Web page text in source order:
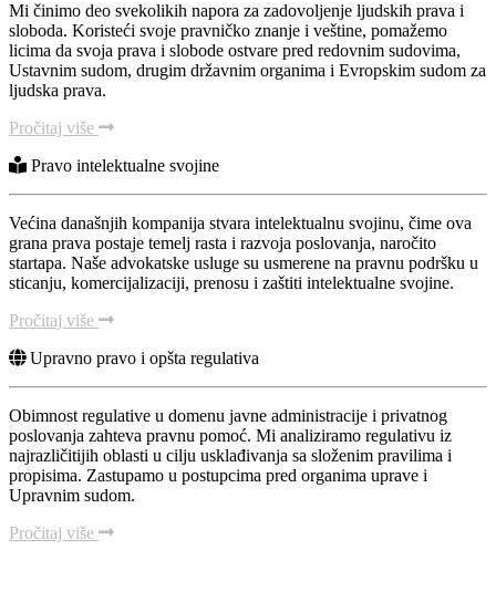
Mi činimo deo svekolikih napora za zadovoljenje ljudskih prava i
sloboda. Koristeći svoje pravničko znanje i veštine, pomažemo
licima da svoja prava i slobode ostvare pred redovnim sudovima,
Ustavnim sudom, drugim državnim organima i Evropskim sudom za
ljudska prava.
Pročitaj više
Pravo intelektualne svojine
Većina današnjih kompanija stvara intelektualnu svojinu, čime ova
grana prava postaje temelj rasta i razvoja poslovanja, naročito
startapa. Naše advokatske usluge su usmerene na pravnu podršku u
sticanju, komercijalizaciji, prenosu i zaštiti intelektualne svojine.
Pročitaj više
Upravno pravo i opšta regulativa
Obimnost regulative u domenu javne administracije i privatnog
poslovanja zahteva pravnu pomoć. Mi analiziramo regulativu iz
najrazličitijih oblasti u cilju usklađivanja sa složenim pravilima i
propisima. Zastupamo u postupcima pred organima uprave i
Upravnim sudom.
Pročitaj više